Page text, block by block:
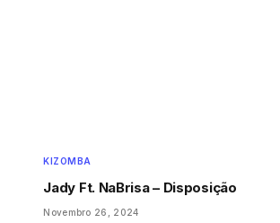
KIZOMBA
Jady Ft. NaBrisa – Disposição
Novembro 26, 2024